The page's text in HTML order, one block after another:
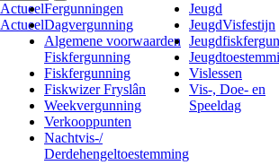
Actueel
Actueel
Fergunningen
Dagvergunning
Algemene voorwaarden
Fiskfergunning
Fiskfergunning
Fiskwizer Fryslân
Weekvergunning
Verkooppunten
Nachtvis-/
Derdehengeltoestemming
Jeugd
JeugdVisfestijn
Vislessen
Vis-, Doe- en
Speeldag